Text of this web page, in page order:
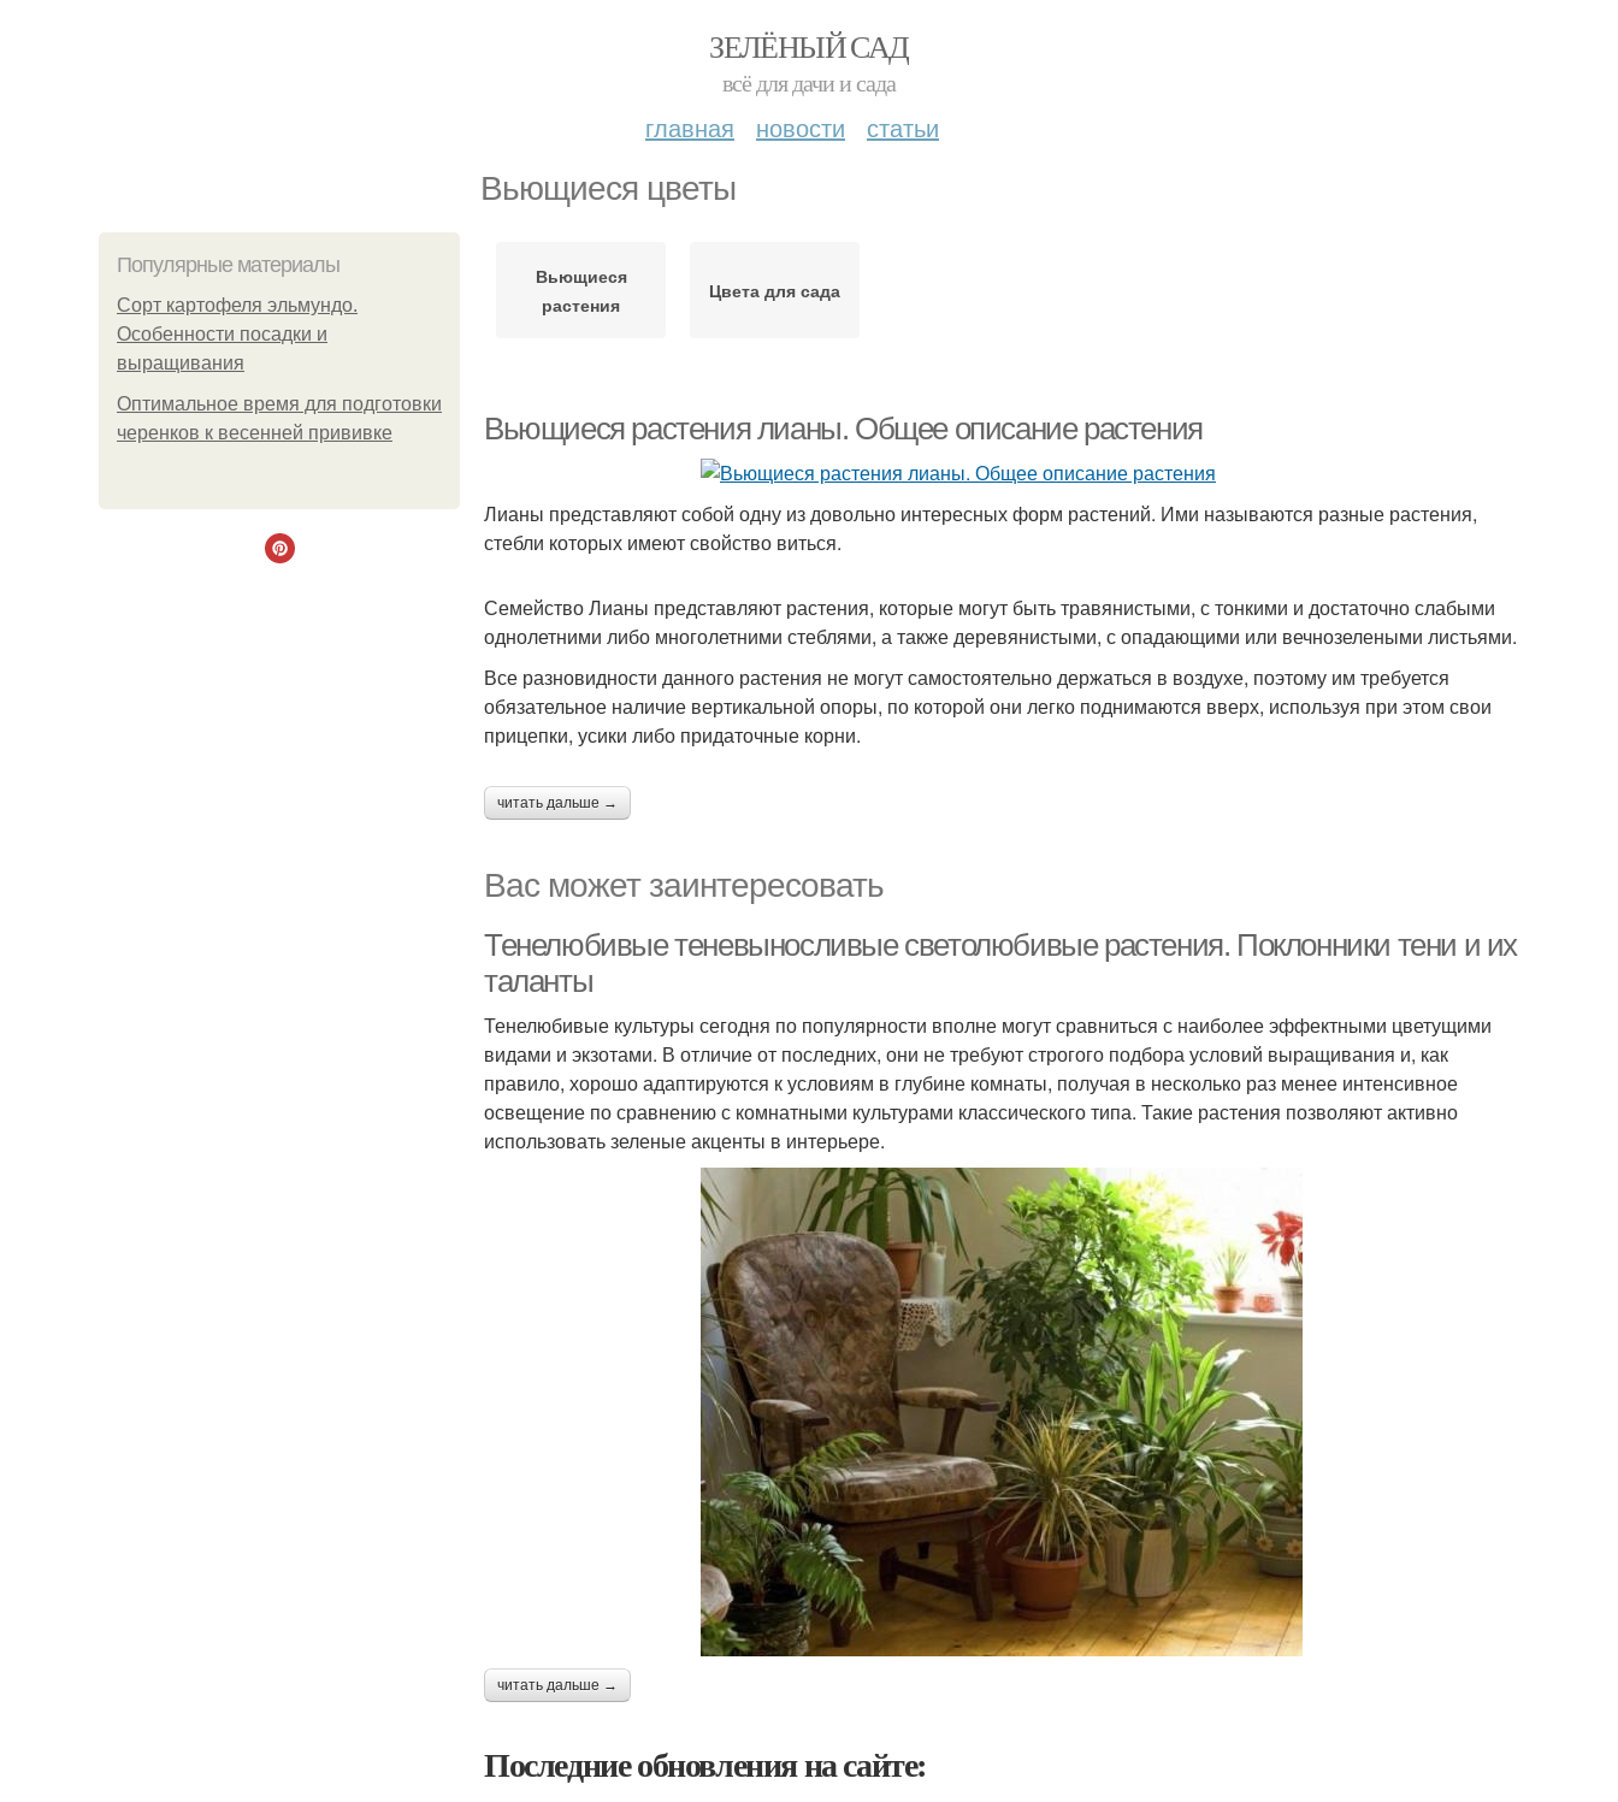
ЗЕЛЁНЫЙ САД
всё для дачи и сада
главная новости статьи
Вьющиеся цветы
Популярные материалы
Сорт картофеля эльмундо.
Особенности посадки и
выращивания
Оптимальное время для подготовки
черенков к весенней прививке
Вьющиеся
растения
Цвета для сада
Вьющиеся растения лианы. Общее описание растения
Лианы представляют собой одну из довольно интересных форм растений. Ими называются разные растения,
стебли которых имеют свойство виться.
Семейство Лианы представляют растения, которые могут быть травянистыми, с тонкими и достаточно слабыми
однолетними либо многолетними стеблями, а также деревянистыми, с опадающими или вечнозелеными листьями.
Все разновидности данного растения не могут самостоятельно держаться в воздухе, поэтому им требуется
обязательное наличие вертикальной опоры, по которой они легко поднимаются вверх, используя при этом свои
прицепки, усики либо придаточные корни.
читать дальше →
Вас может заинтересовать
Тенелюбивые теневыносливые светолюбивые растения. Поклонники тени и их
таланты
Тенелюбивые культуры сегодня по популярности вполне могут сравниться с наиболее эффектными цветущими
видами и экзотами. В отличие от последних, они не требуют строгого подбора условий выращивания и, как
правило, хорошо адаптируются к условиям в глубине комнаты, получая в несколько раз менее интенсивное
освещение по сравнению с комнатными культурами классического типа. Такие растения позволяют активно
использовать зеленые акценты в интерьере.
читать дальше →
Последние обновления на сайте: